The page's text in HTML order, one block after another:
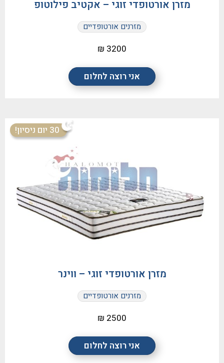
אני רוצה לחלום
מזרן אורטופדי זוגי – אקטיב פילוטופ
מזרנים אורטופדיים
3200 ₪
30 יום ניסיון!
אני רוצה לחלום
מזרן אורטופדי זוגי – ווינר
מזרנים אורטופדיים
2500 ₪